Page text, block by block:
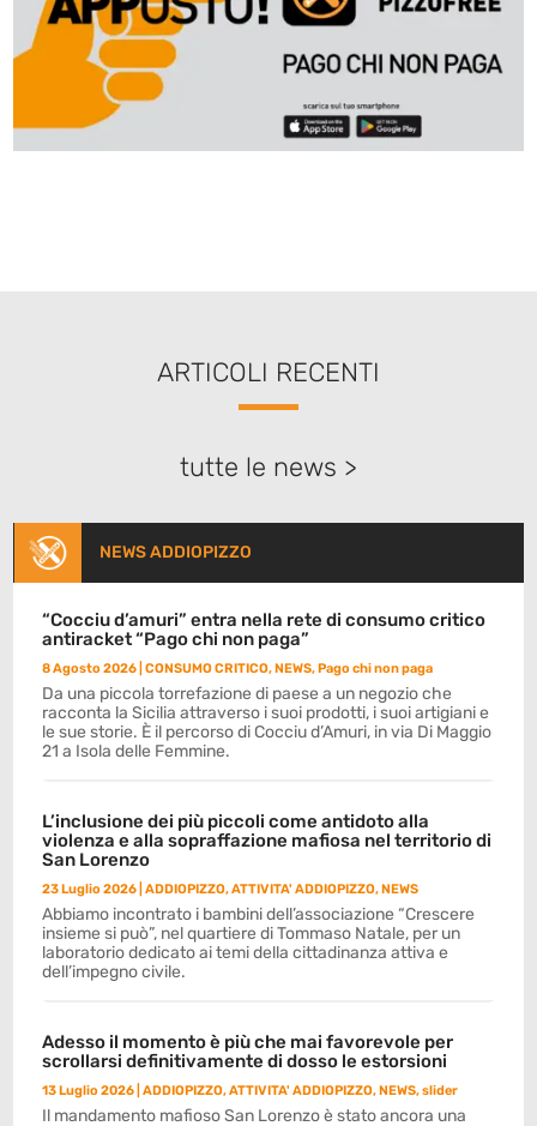
ARTICOLI RECENTI
tutte le news >
NEWS ADDIOPIZZO
“Cocciu d’amuri” entra nella rete di consumo critico
antiracket “Pago chi non paga”
8 Agosto 2026 |CONSUMO CRITICO,NEWS,Pago chi non paga
Da una piccola torrefazione di paese a un negozio che
racconta la Sicilia attraverso i suoi prodotti, i suoi artigiani e
le sue storie. È il percorso di Cocciu d’Amuri, in via Di Maggio
21 a Isola delle Femmine.
L’inclusione dei più piccoli come antidoto alla
violenza e alla sopraffazione mafiosa nel territorio di
San Lorenzo
23 Luglio 2026 |ADDIOPIZZO,ATTIVITA' ADDIOPIZZO,NEWS
Abbiamo incontrato i bambini dell’associazione “Crescere
insieme si può”, nel quartiere di Tommaso Natale, per un
laboratorio dedicato ai temi della cittadinanza attiva e
dell’impegno civile.
Adesso il momento è più che mai favorevole per
scrollarsi definitivamente di dosso le estorsioni
13 Luglio 2026 |ADDIOPIZZO,ATTIVITA' ADDIOPIZZO,NEWS,slider
Il mandamento mafioso San Lorenzo è stato ancora una